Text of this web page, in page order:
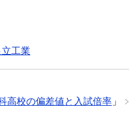
立工業
高校の偏差値と入試倍率 」